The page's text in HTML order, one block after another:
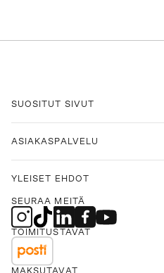
SUOSITUT SIVUT
ASIAKASPALVELU
YLEISET EHDOT
SEURAA MEITÄ
TOIMITUSTAVAT
MAKSUTAVAT